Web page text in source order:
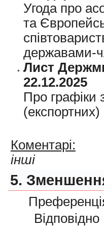
Угода про
та
державами-
Лист
22.12.2025
Про графiки
Коментарі:
інші
5.
Відповідно